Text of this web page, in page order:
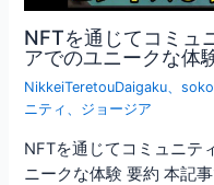
NFTを通じてコミュ
アでのユニークな体
NikkeiTeretouDaigaku、
ニティ 、 ジョージア
NFTを通じてコミュニテ
ニークな体験 要約 本記